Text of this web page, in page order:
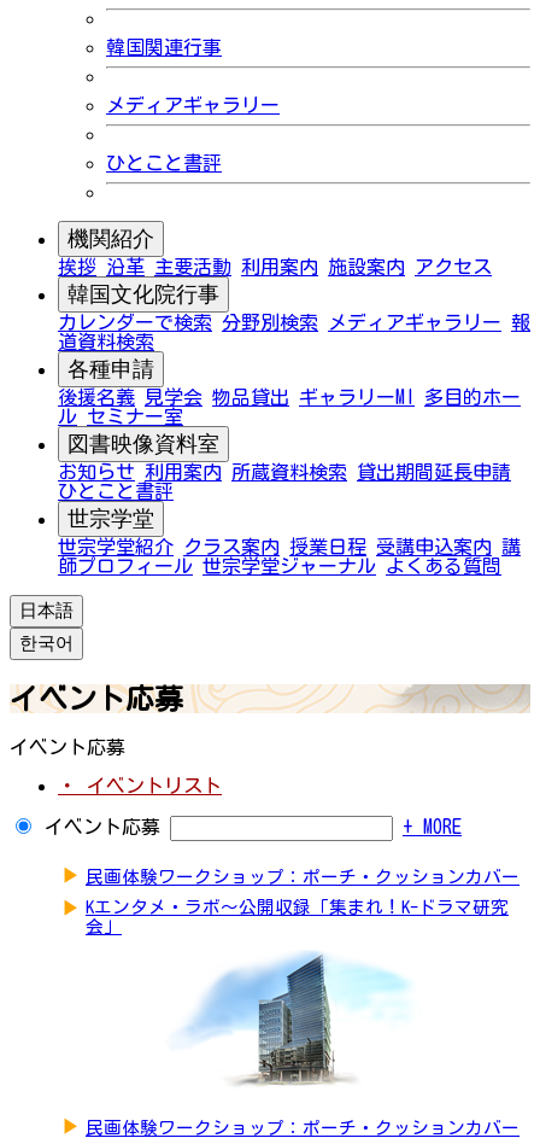
韓国関連行事
メディアギャラリー
ひとこと書評
機関紹介
挨拶 沿革 主要活動 利用案内 施設案内 アクセス
韓国文化院行事
カレンダーで検索 分野別検索 メディアギャラリー 報
道資料検索
各種申請
後援名義 見学会 物品貸出 ギャラリーMI
多目的ホー
ル セミナー室
図書映像資料室
お知らせ 利用案内 所蔵資料検索
貸出期間延長申請
ひとこと書評
世宗学堂
世宗学堂紹介 クラス案内 授業日程 受講申込案内 講
師プロフィール 世宗学堂ジャーナル よくある質問
日本語
한국어
イベント応募
イベント応募
・ イベントリスト
イベント応募 + MORE
▶ 民画体験ワークショップ：ポーチ・クッションカバー
▶ Kエンタメ・ラボ～公開収録「集まれ！K-ドラマ研究
会」
▶ 民画体験ワークショップ：ポーチ・クッションカバー